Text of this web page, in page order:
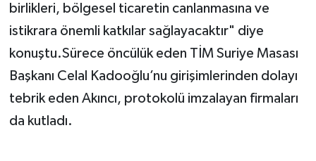
birlikleri, bölgesel ticaretin canlanmasına ve
istikrara önemli katkılar sağlayacaktır" diye
konuştu.Sürece öncülük eden TİM Suriye Masası
Başkanı Celal Kadooğlu’nu girişimlerinden dolayı
tebrik eden Akıncı, protokolü imzalayan firmaları
da kutladı.